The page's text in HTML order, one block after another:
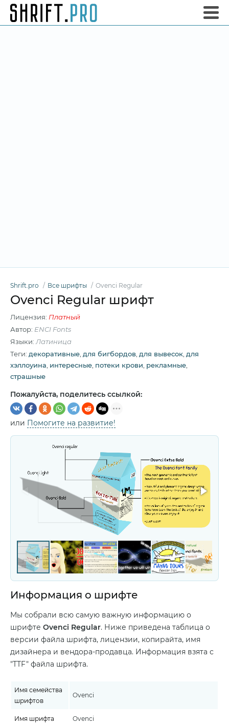
Shrift.pro Все шрифты Ovenci Regular
Ovenci Regular шрифт
Лицензия: Платный
Автор: ENCI Fonts
Языки: Латиница
Теги: декоративные для бигбордов для вывесок для
хэллоуина интересные потеки крови рекламные
страшные
Пожалуйста, поделитесь ссылкой:
или Помогите на развитие!
Информация о шрифте
Мы собрали всю самую важную информацию о
шрифте Ovenci Regular. Ниже приведена таблица о
версии файла шрифта, лицензии, копирайта, имя
дизайнера и вендора-продавца. Информация взята с
"TTF" файла шрифта.
Имя семейства
шрифтов
Ovenci
Имя шрифта Ovenci